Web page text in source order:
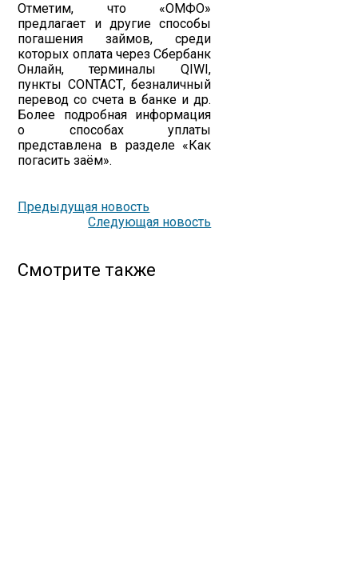
Отметим, что «ОМФО»
предлагает и другие способы
погашения займов, среди
которых оплата через Сбербанк
Онлайн, терминалы QIWI,
пункты CONTACТ, безналичный
перевод со счета в банке и др.
Более подробная информация
о способах уплаты
представлена в разделе «Как
погасить заём».
Предыдущая новость
Следующая новость
Смотрите также